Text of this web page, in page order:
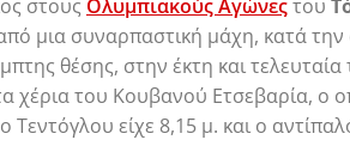
στους Ολυμπιακούς Αγώνεςτου
μια συναρπαστική μάχη, κατά
θέσης, στην έκτη και
χέρια του Κουβανού Ετσεβαρία, ο
Τεντόγλου είχε 8,15 μ. και ο